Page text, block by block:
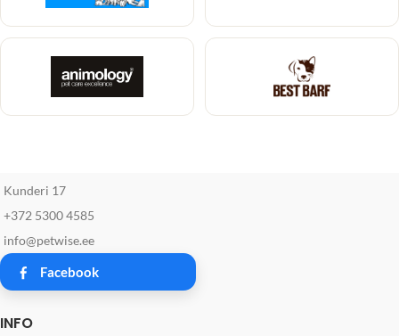
Kunderi 17
+372 5300 4585
info@petwise.ee
Facebook
INFO